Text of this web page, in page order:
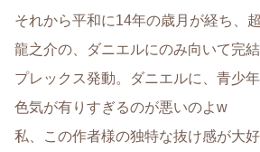
それから平和に14年の歳月が経ち、
龍之介の、ダニエルにのみ向いて完
プレックス発動。ダニエルに、青少
色気が有りすぎるのが悪いのよw
私、この作者様の独特な抜け感が大